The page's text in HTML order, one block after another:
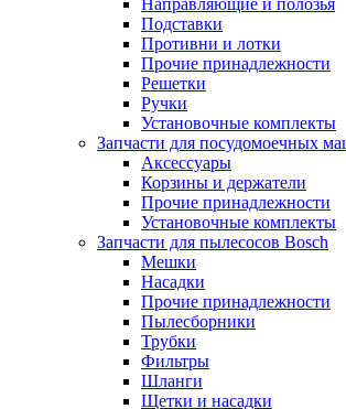
Направляющие и полозья
Подставки
Противни и лотки
Прочие принадлежности
Решетки
Ручки
Установочные комплекты
Запчасти для посудомоечных
Аксессуары
Корзины и держатели
Прочие принадлежности
Установочные комплекты
Запчасти для пылесосов Bosch
Мешки
Насадки
Прочие принадлежности
Пылесборники
Трубки
Фильтры
Шланги
Щетки и насадки